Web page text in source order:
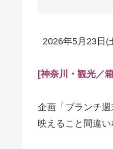
2026年5月23日 (
[神奈川・観光／
企画「ブランチ
映えること間違